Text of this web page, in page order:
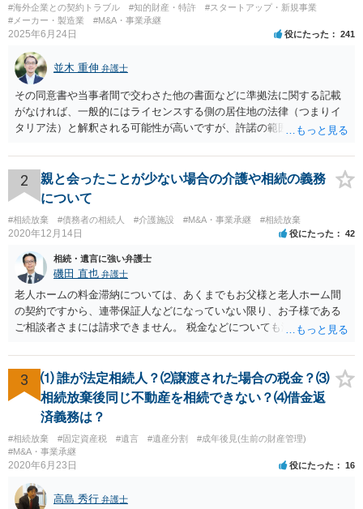
#海外企業との契約トラブル #知的財産・特許
#スタートアップ・新規事業
#メーカー・製造業
#M&A・事業承継
2025年6月24日 役にたった 241
並木 重伸 弁護士
その同意書や当事者間で交わさた他の書面などに準拠法に関する記載
がなければ、一般的にはライセンスする側の居住地の法律（つまりイ
タリア法）と解釈される可能性が高いですが、許諾の範囲が日本国内
あります。 なお、仮に日本法になるとしても、新しい会社との間で契
約が有効かどうかは、ライセンスされた権利の種類（著作権、商標
権、特許権など）や契約の時期などを見て判断する必要があります。
いずれにせよ具体的事情が分からないと確定的な回答は難しいと思わ
れますので、弁護士に直接相談されることをお勧めします。
2
親と会ったことが少ない場合の介護や相続の義務
について
#相続放棄 #債務者の相続人 #介護施設 #M&A・事業承継 #相続放棄
2020年12月14日 役にたった 42
相続・遺言に強い弁護士
磯田 直也 弁護士
老人ホームの料金滞納については、あくまでもお父様と老人ホーム間
の契約ですから、連帯保証人などになっていない限り、お子様である
ご相談者さまには請求できません。 税金などについても滞納している
護受給の際に扶養できないかという連絡が役所から来ますが、できな
い旨回答すればそれまでです。 相続が開始した場合については先述の
通りです。 民法上の扶養義務はご相談者さまがお考えのほど強いもの
ではありません。 あくまでも、余力の範囲で認められるものです。 親
の介護は子供がみるという民法の条文はありません。 また、親に対す
る扶養義務は配偶者や子に対する扶養義務に比べて弱いものです。 生
まれてすぐ両親が離婚し、その後会っていなかったという事情も、扶
養義務の順位を下げる一つの理由になります。
3
⑴ 誰が法定相続人？⑵譲渡された場合の税金？⑶
相続放棄後同じ不動産を相続できない？⑷借金返
済義務は？
#相続放棄 #固定資産税 #遺言 #遺産分割
#成年後見(生前の財産管理)
#M&A・事業承継
2020年6月23日 役にたった 16
高島 秀行 弁護士